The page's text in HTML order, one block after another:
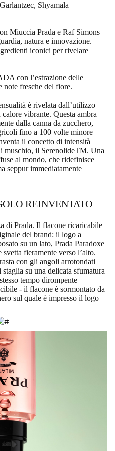
Shyamala
Miuccia Prada e Raf Simons
natura e innovazione.
iconici per rivelare
con l’estrazione delle
note fresche del fiore.
è rivelata dall’utilizzo
vibrante. Questa ambra
dalla canna da zucchero,
fino a 100 volte minore
il concetto di intensità
muschio, il SerenolideTM. Una
al mondo, che ridefinisce
seppur immediatamente
REINVENTATO
di Prada. Il flacone ricaricabile
del brand: il logo a
su un lato, Prada Paradoxe
fieramente verso l’alto.
con gli angoli arrotondati
su una delicata sfumatura
tempo dirompente –
- il flacone è sormontato da
sul quale è impresso il logo